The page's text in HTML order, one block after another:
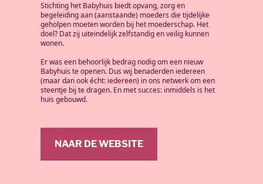
Stichting het Babyhuis biedt opvang, zorg en
begeleiding aan (aanstaande) moeders die tijdelijke
geholpen moeten worden bij het moederschap. Het
doel? Dat zij uiteindelijk zelfstandig en veilig kunnen
wonen.
Er was een behoorlijk bedrag nodig om een nieuw
Babyhuis te openen. Dus wij benaderden iedereen
(maar dan ook écht: iedereen) in ons netwerk om een
steentje bij te dragen. En met succes: inmiddels is het
huis gebouwd.
NAAR DE WEBSITE